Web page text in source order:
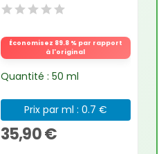
Économisez 89.8 % par rapport
à l'original
Quantité : 50 ml
Prix par ml : 0.7 €
35,90 €